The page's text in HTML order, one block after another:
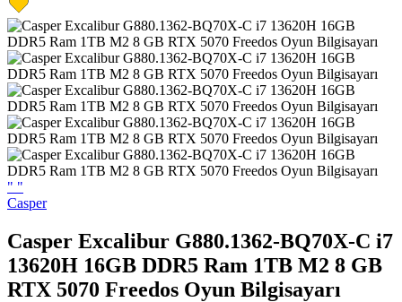
" "
Casper
Casper Excalibur G880.1362-BQ70X-C i7
13620H 16GB DDR5 Ram 1TB M2 8 GB
RTX 5070 Freedos Oyun Bilgisayarı